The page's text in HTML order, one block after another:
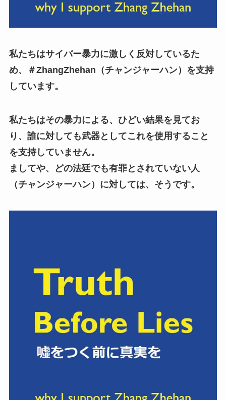
私たちはサイバー暴力に激しく反対しているた
め、＃ZhangZhehan（チャンジャーハン）を支持
しています。
私たちはその暴力による、ひどい結果を見てお
り、誰に対しても武器としてこれを使用すること
を支持していません。
ましてや、どの法廷でも有罪とされていない人
（チャンジャーハン）に対しては、そうです。